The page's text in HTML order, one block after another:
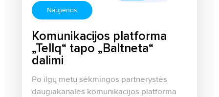
Naujienos
Komunikacijos platforma
„Tellq“ tapo „Baltneta“
dalimi
Po ilgų metų sėkmingos partnerystės
daugiakanalės komunikacijos platforma